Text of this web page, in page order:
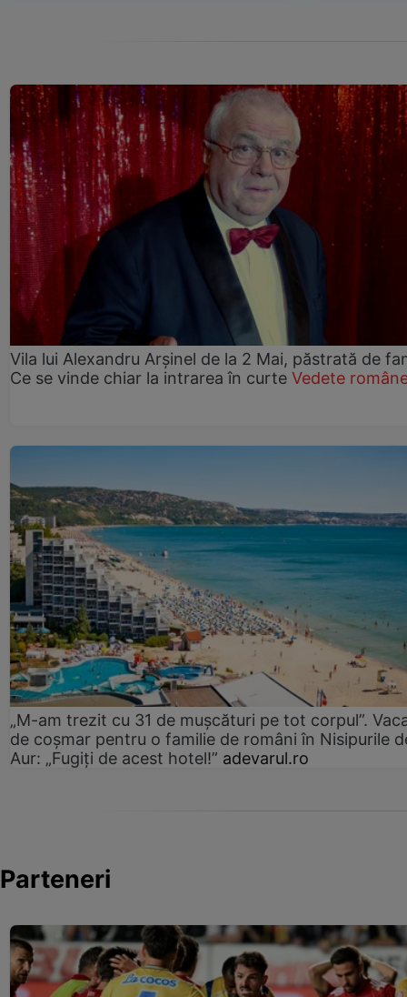
Vila lui Alexandru Arșinel de la 2 Mai, păstrată de
Ce se vinde chiar la intrarea în curte Vedete
„M-am trezit cu 31 de mușcături pe tot corpul”.
de coșmar pentru o familie de români în Nisipurile
Aur: „Fugiți de acest hotel!” adevarul.ro
Parteneri